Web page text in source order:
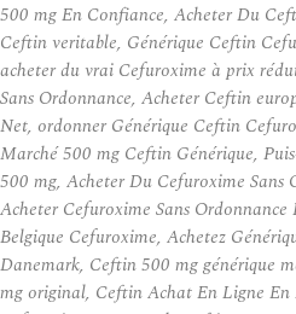
500 mg En Confiance, Acheter Du
Ceftin veritable, Générique Ceftin
acheter du vrai Cefuroxime à prix
Sans Ordonnance, Acheter Ceftin
Net, ordonner Générique Ceftin
Marché 500 mg Ceftin Générique,
500 mg, Acheter Du Cefuroxime Sans
Acheter Cefuroxime Sans
Belgique Cefuroxime, Achetez
Danemark, Ceftin 500 mg générique
mg original, Ceftin Achat En Ligne En